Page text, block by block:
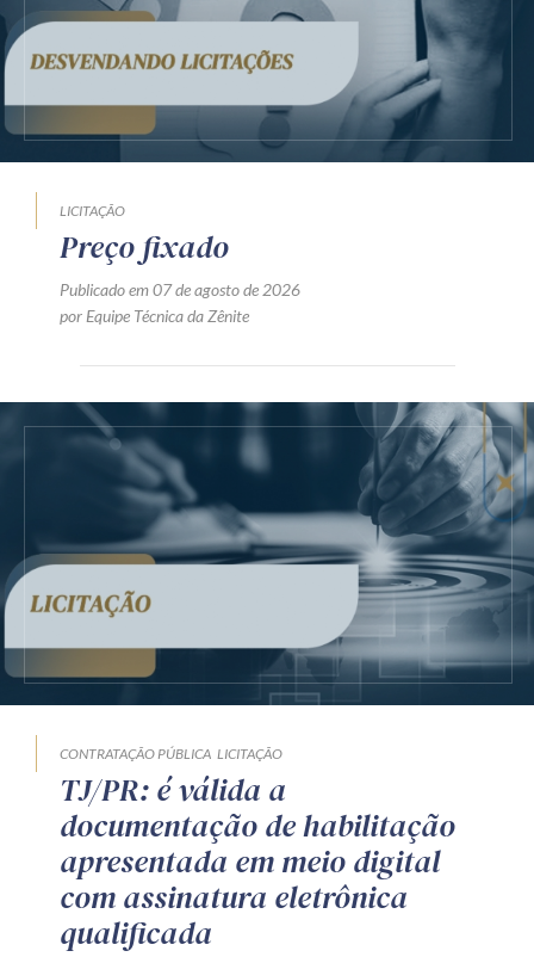
LICITAÇÃO
Preço fixado
Publicado em 07 de agosto de 2026
por Equipe Técnica da Zênite
CONTRATAÇÃO PÚBLICA LICITAÇÃO
TJ/PR: é válida a
documentação de habilitação
apresentada em meio digital
com assinatura eletrônica
qualificada